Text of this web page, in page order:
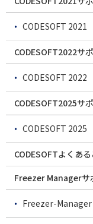
CODESOFT
CODESOFT2022サ
CODESOFT
CODESOFT2025サ
CODESOFT
CODESOFTよくあ
Freezer Managerサ
Freezer-